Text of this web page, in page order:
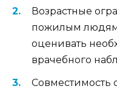
Возрастные
пожилым людям
оценивать
врачебного
Совместимость